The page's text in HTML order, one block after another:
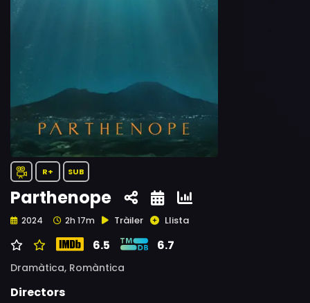
R+ SUB
Parthenope
2024 2h 17m Tràiler Llista
6.5 6.7
Dramàtica, Romàntica
Directors